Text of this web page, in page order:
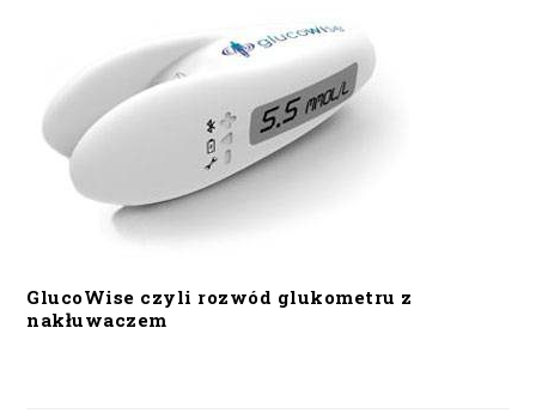
GlucoWise czyli rozwód glukometru z
nakłuwaczem